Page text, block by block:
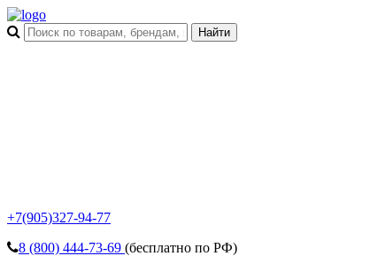
+7(905)327-94-77
8 (800) 444-73-69 (бесплатно по РФ)